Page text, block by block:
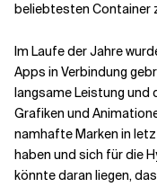
beliebtesten Container
Im Laufe der Jahre
Apps in Verbindung
langsame Leistung
Grafiken und
namhafte Marken in
haben und sich für die
könnte daran liegen,